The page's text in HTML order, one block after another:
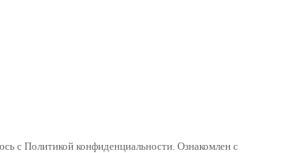
с Политикой конфиденциальности. Ознакомлен с